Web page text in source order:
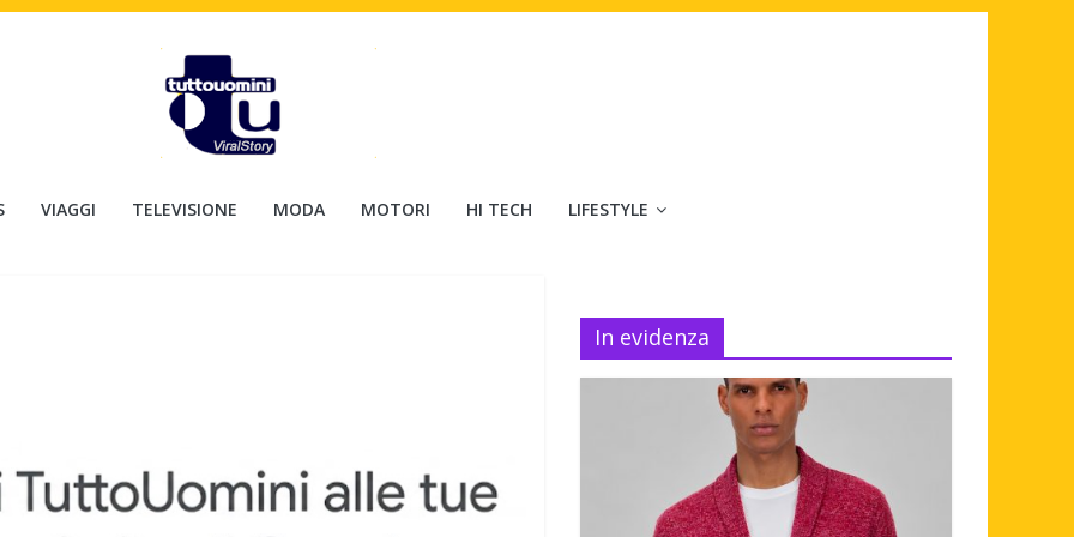
VIAGGI TELEVISIONE MODA MOTORI HI TECH LIFESTYLE
In evidenza